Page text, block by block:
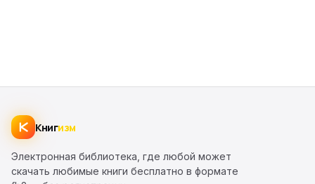
Книгизм
Электронная библиотека, где любой может
скачать любимые книги бесплатно в формате